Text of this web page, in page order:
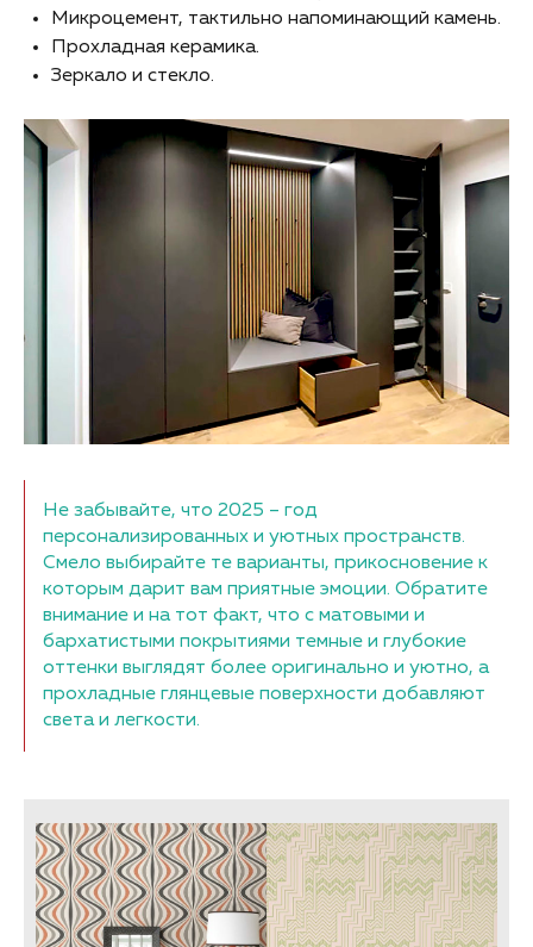
Микроцемент, тактильно напоминающий камень.
Прохладная керамика.
Зеркало и стекло.
Не забывайте, что 2025 – год
персонализированных и уютных пространств.
Смело выбирайте те варианты, прикосновение к
которым дарит вам приятные эмоции. Обратите
внимание и на тот факт, что с матовыми и
бархатистыми покрытиями темные и глубокие
оттенки выглядят более оригинально и уютно, а
прохладные глянцевые поверхности добавляют
света и легкости.